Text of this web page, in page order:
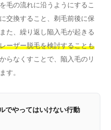
毛の流れに沿うようにするこ
交換すること、剃毛前後に保
た、繰り返し陥入毛が起きる
ーザー脱毛を検討することも
らなくすことで、陥入毛のリ
す。
でやってはいけない行動